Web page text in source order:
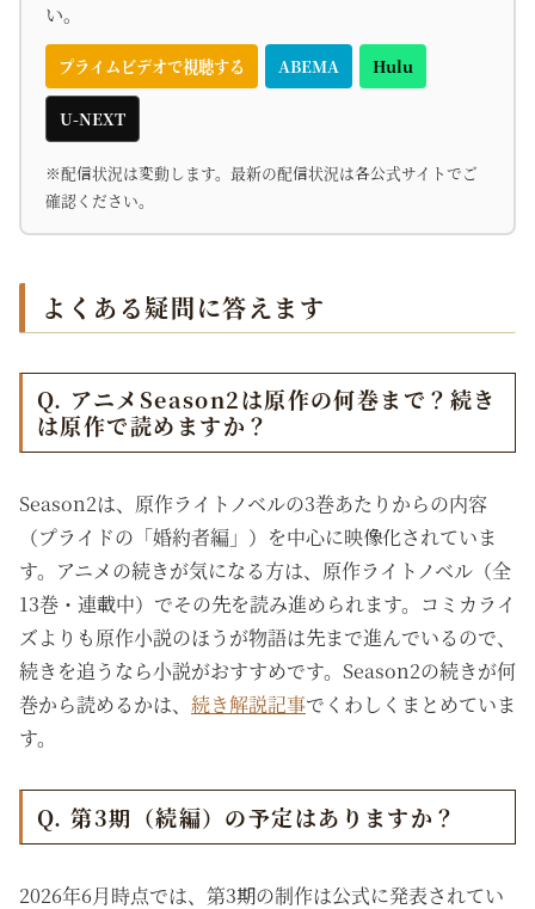
い。
プライムビデオで視聴する ABEMA Hulu
U-NEXT
※配信状況は変動します。最新の配信状況は各公式サイトでご
確認ください。
よくある疑問に答えます
Q. アニメSeason2は原作の何巻まで？続き
は原作で読めますか？
Season2は、原作ライトノベルの3巻あたりからの内容
（プライドの「婚約者編」）を中心に映像化されていま
す。アニメの続きが気になる方は、原作ライトノベル（全
13巻・連載中）でその先を読み進められます。コミカライ
ズよりも原作小説のほうが物語は先まで進んでいるので、
続きを追うなら小説がおすすめです。Season2の続きが何
巻から読めるかは、 続き解説記事でくわしくまとめていま
す。
Q. 第3期（続編）の予定はありますか？
2026年6月時点では、第3期の制作は公式に発表されてい